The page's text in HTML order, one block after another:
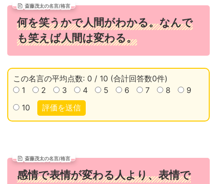
斎藤茂太の名言/格言
何を笑うかで人間がわかる。なんで
も笑えば人間は変わる。
この名言の平均点数: 0 / 10 (合計回答数0件)
1
2 3 4 5 6 7 8
9
10
評価を送信
斎藤茂太の名言/格言
感情で表情が変わる人より、表情で